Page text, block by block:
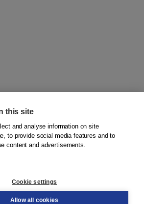
uitgevers
this site
and analyse information on site
to provide social media features and to
content and advertisements.
Cookie settings
Allow all cookies